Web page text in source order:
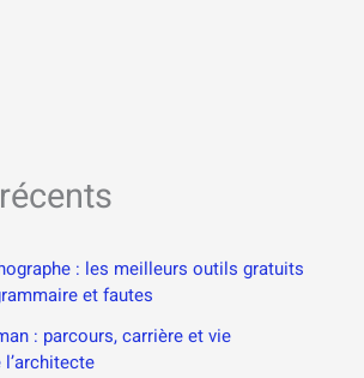
: les meilleurs outils gratuits
et fautes
: parcours, carrière et vie